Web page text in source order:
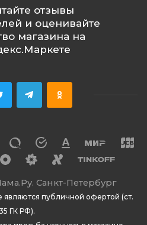
Санкт-Петербург
являются публичной офертой (ст.
ГК РФ).